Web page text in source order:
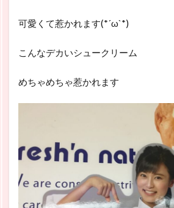
可愛くて惹かれます(*´ω`*)
こんなデカいシュークリーム
めちゃめちゃ惹かれます